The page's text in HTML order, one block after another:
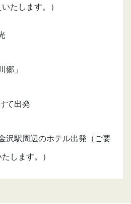
たします。）
郷」
て出発
沢駅周辺のホテル出発（ご要
します。）